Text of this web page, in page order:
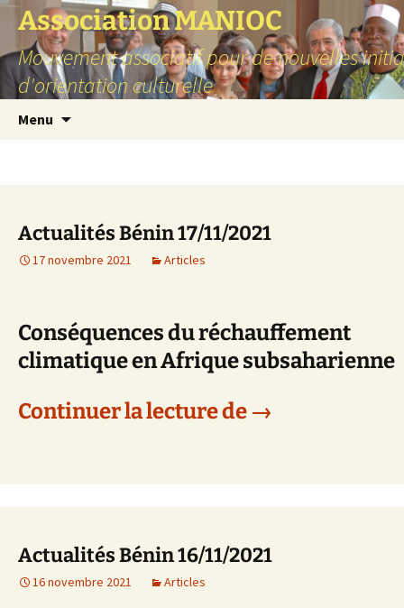
Aller
contenu
Association MANIOC
Mouvement associatif pour de nouvelles
d'orientation culturelle
Menu
Actualités Bénin 17/11/2021
17 novembre 2021 Articles
Conséquences du réchauffement
climatique en Afrique subsaharienne
Continuer la lecture de Actualités
→
Actualités Bénin 16/11/2021
16 novembre 2021 Articles